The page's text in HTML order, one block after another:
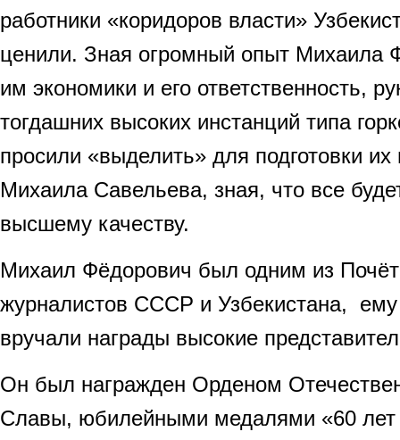
работники «коридоров власти»
ценили. Зная огромный опыт Михаила
им экономики и его ответственность,
тогдашних высоких инстанций типа
просили «выделить» для подготовки
Михаила Савельева, зная, что все
высшему качеству.
Михаил Фёдорович был одним из
журналистов СССР и Узбекистана,
вручали награды высокие
Он был награжден Орденом
Славы, юбилейными медалями «60